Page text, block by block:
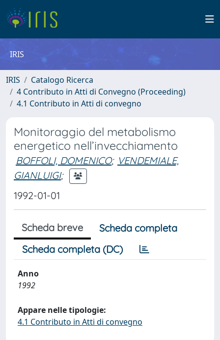
IRIS
IRIS
Catalogo Ricerca
4 Contributo in Atti di Convegno (Proceeding)
4.1 Contributo in Atti di convegno
Monitoraggio del metabolismo
energetico nell’invecchiamento
BOFFOLI, DOMENICO; VENDEMIALE,
GIANLUIGI;
1992-01-01
Scheda breve
Scheda completa
Scheda completa (DC)
Anno
1992
Appare nelle tipologie:
4.1 Contributo in Atti di convegno